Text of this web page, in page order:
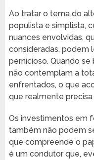
Ao tratar o tema do
populista e simplista,
nuances envolvidas,
consideradas, podem
pernicioso. Quando
não contemplam a
enfrentados, o que
que realmente precisa
Os investimentos em
também não podem
que compreende o
é um condutor que,